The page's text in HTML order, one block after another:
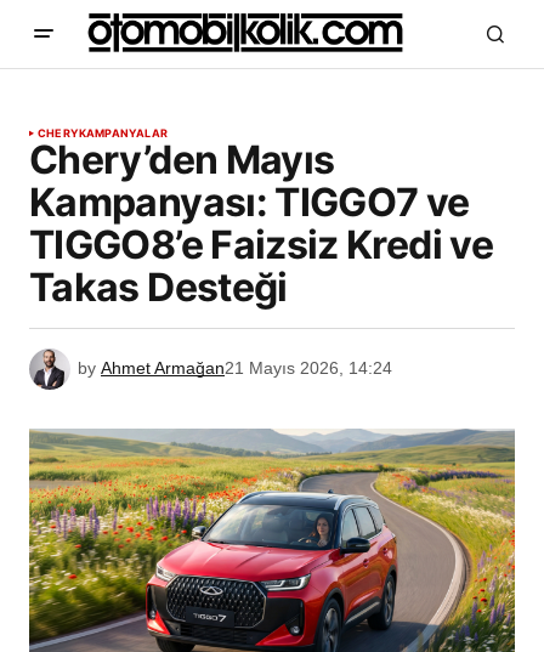
CHERYKAMPANYALAR
Chery’den Mayıs
Kampanyası: TIGGO7 ve
TIGGO8’e Faizsiz Kredi ve
Takas Desteği
by Ahmet Armağan21 Mayıs 2026, 14:24